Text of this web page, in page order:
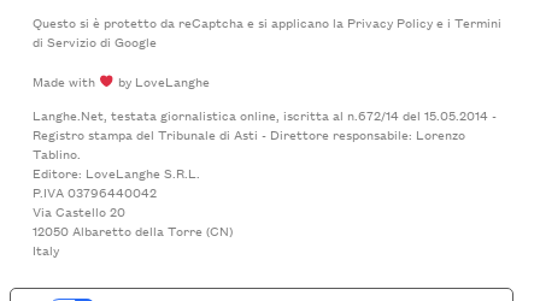
Questo si è protetto da reCaptcha e si applicano la Privacy Policye i Termini
di Serviziodi Google
Made with
by LoveLanghe
Langhe.Net, testata giornalistica online, iscritta al n.672/14 del 15.05.2014 -
Registro stampa del Tribunale di Asti - Direttore responsabile: Lorenzo
Tablino.
Editore: LoveLanghe S.R.L.
P.IVA 03796440042
Via Castello 20
12050 Albaretto della Torre (CN)
Italy